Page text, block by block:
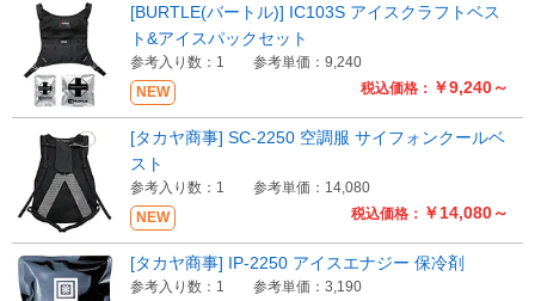
NEW 税込価格： ￥9,240～
[BURTLE(バートル)] IC103S アイスクラフトベス
ト&アイスパックセット
参考入り数：1 参考単価：9,240
NEW 税込価格： ￥14,080～
[タカヤ商事] SC-2250 空調服 サイフォンクールベ
スト
参考入り数：1 参考単価：14,080
[タカヤ商事] IP-2250 アイスエナジー 保冷剤
参考入り数：1 参考単価：3,190